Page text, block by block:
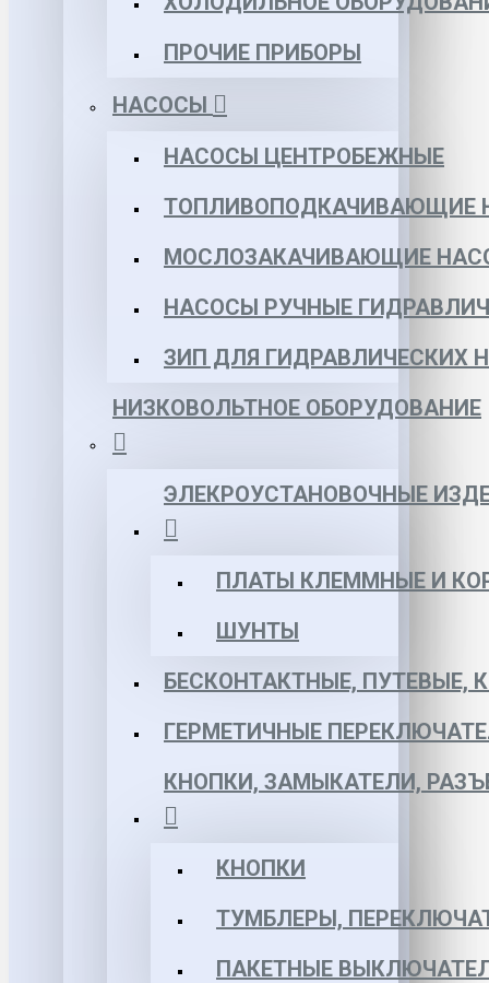
ПРОЧИЕ ПРИБОРЫ
НАСОСЫ
НАСОСЫ ЦЕНТРОБЕЖНЫЕ
ТОПЛИВОПОДКАЧИВАЮЩИЕ
МОСЛОЗАКАЧИВАЮЩИЕ
НАСОСЫ РУЧНЫЕ
ЗИП ДЛЯ ГИДРАВЛИЧЕСКИХ
НИЗКОВОЛЬТНОЕ ОБОРУДОВАНИЕ
ЭЛЕКРОУСТАНОВОЧНЫЕ
ПЛАТЫ КЛЕММНЫЕ И
ШУНТЫ
БЕСКОНТАКТНЫЕ, ПУТЕВЫЕ,
ГЕРМЕТИЧНЫЕ
КНОПКИ, ЗАМЫКАТЕЛИ,
КНОПКИ
ТУМБЛЕРЫ,
ПАКЕТНЫЕ